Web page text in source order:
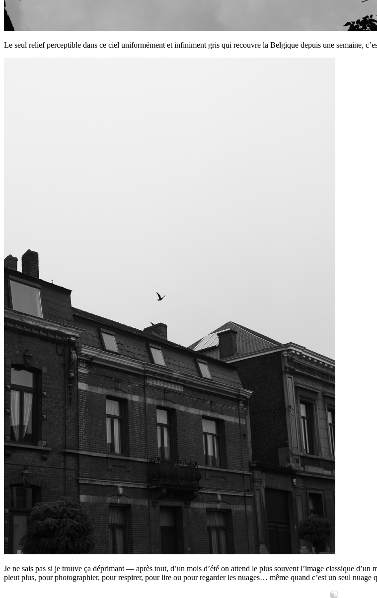
Le seul relief perceptible dans ce ciel uniformément et infiniment gris qui recouvre la Belgique depuis une semaine,
Je ne sais pas si je trouve ça déprimant — après tout, d’un mois d’été on attend le plus souvent l’image classique
pleut plus, pour photographier, pour respirer, pour lire ou pour regarder les nuages… même quand c’est un seul nuage